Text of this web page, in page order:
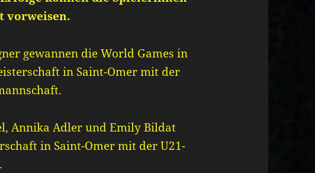
vorweisen.
gewannen die World Games in
in Saint-Omer mit der
Annika Adler und Emily Bildat
in Saint-Omer mit der U21-